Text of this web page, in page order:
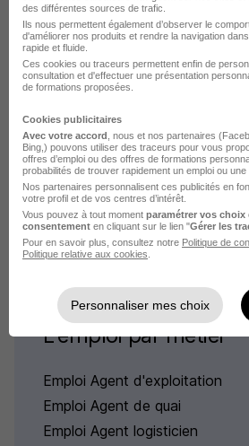
L'emploi par métier
dans le domaine
Emploi Agent d'exploitation
Emploi Agent de planification
Emploi Ingénieur Matoury
Emploi Magasinier Matoury
Emploi Technicien logistique
L'emploi par métier
Emploi Agent d'exploitation
Emploi Agent de quai
Emploi Agent logisticien
des différentes sources de trafic.
Ils nous permettent également d’observer le
d'améliorer nos produits et rendre la navigation
rapide et fluide.
Ces cookies ou traceurs permettent enfin de
consultation et d'effectuer une présentation
de formations proposées.
Cookies publicitaires
Avec votre accord , nous et nos partenaires
Bing,) pouvons utiliser des traceurs pour vous
offres d’emploi ou des offres de formations
probabilités de trouver rapidement un emploi ou une
Nos partenaires personnalisent ces publicités en
votre profil et de vos centres d’intérêt.
Vous pouvez à tout moment paramétrer vos choix
consentement en cliquant sur le lien "Gérer les
Pour en savoir plus, consultez notre Politique de
Politique relative aux cookies
Personnaliser mes choix